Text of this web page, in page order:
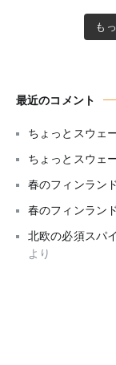
も
最近のコメント
ちょっとスウェ
ちょっとスウェ
春のフィンラン
春のフィンラン
北欧の必須スパ
より